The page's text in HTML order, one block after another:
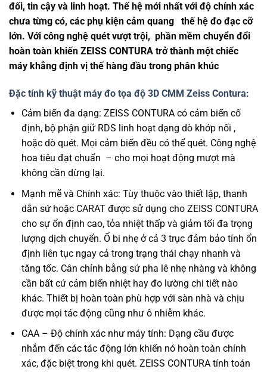
đối, tin cậy và linh hoạt. Thế hệ mới nhất với độ chính xác
chưa từng có, các phụ kiện cảm quang thế hệ đo đạc cỡ
lớn. Với công nghệ quét vượt trội, phần mềm chuyển đổi
hoàn toàn khiến ZEISS CONTURA trở thành một chiếc
máy khẳng định vị thế hàng đầu trong phân khúc
Đặc tính kỹ thuật máy đo tọa độ 3D CMM Zeiss Contura:
Cảm biến đa dạng: ZEISS CONTURA có cảm biến cố
định, bộ phận giữ RDS linh hoạt dạng dò khớp nối ,
hoặc dò quét. Mọi cảm biến đều có thể quét. Công nghệ
hoa tiêu đạt chuẩn – cho mọi hoạt động mượt mà
không cần dừng lại.
Mạnh mẽ và Chính xác: Tùy thuộc vào thiết lập, thanh
dẫn sứ hoặc CARAT được sử dụng cho ZEISS CONTURA
cho sự ổn định cao, tỏa nhiệt thấp và giảm tối đa trọng
lượng dịch chuyển. Ổ bi nhẹ ở cả 3 trục đảm bảo tính ổn
định liên tục ngay cả trong trạng thái chạy nhanh và
tăng tốc. Cân chỉnh bằng sứ pha lê nhẹ nhàng và không
cần bất cứ cảm biến nhiệt hay đo lường chi tiết nào
khác. Thiết bị hoàn toàn phù hợp với sàn nhà và chịu
được mọi tác động cũng như ô nhiễm khác.
CAA – Độ chính xác như máy tính: Dạng cầu được
nhắm đến các tác động lớn khiến nó hoàn toàn chính
xác, đặc biệt trong khi quét. ZEISS CONTURA tính toán